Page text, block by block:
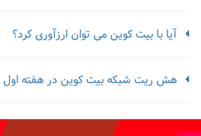
آیا با بیت کوین می توان ارزآوری کرد؟
هش ریت شبکه بیت کوین در هفته اول سال 2020